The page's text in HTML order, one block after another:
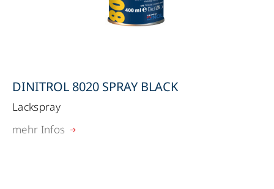
DINITROL 8020 SPRAY BLACK
Lackspray
mehr Infos